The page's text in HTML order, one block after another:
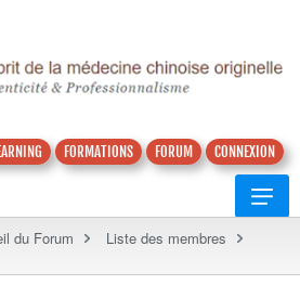
FORMATIONS FORUM CONNEXION
du Forum Liste des membres